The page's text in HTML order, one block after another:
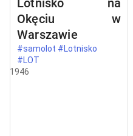
Lotnisko na
Okęciu w
Warszawie
#samolot #Lotnisko
#LOT
1946